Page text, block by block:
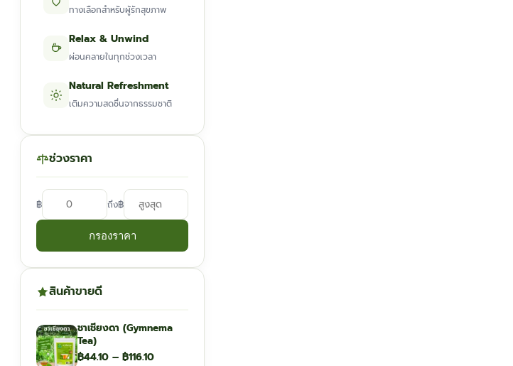
ทางเลือกสำหรับผู้รักสุขภาพ
Relax & Unwind
ผ่อนคลายในทุกช่วงเวลา
Natural Refreshment
เติมความสดชื่นจากธรรมชาติ
ช่วงราคา
฿ ถึง฿
กรองราคา
สินค้าขายดี
ชาเชียงดา (Gymnema
Tea)
฿44.10 – ฿116.10Price